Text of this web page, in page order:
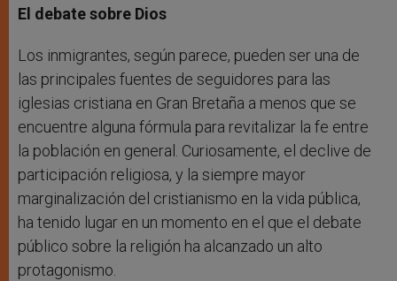
El debate sobre Dios
Los inmigrantes, según parece, pueden ser una de
las principales fuentes de seguidores para las
iglesias cristiana en Gran Bretaña a menos que se
encuentre alguna fórmula para revitalizar la fe entre
la población en general. Curiosamente, el declive de
participación religiosa, y la siempre mayor
marginalización del cristianismo en la vida pública,
ha tenido lugar en un momento en el que el debate
público sobre la religión ha alcanzado un alto
protagonismo.